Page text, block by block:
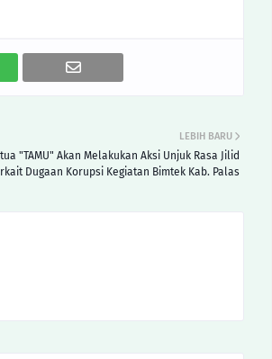
LEBIH BARU
"TAMU" Akan Melakukan Aksi Unjuk Rasa Jilid
Dugaan Korupsi Kegiatan Bimtek Kab. Palas